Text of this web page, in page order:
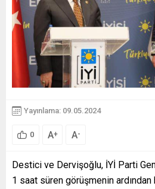
Yayınlama: 09.05.2024
0 A+ A-
Destici ve Dervişoğlu, İYİ Parti
1 saat süren görüşmenin ardından